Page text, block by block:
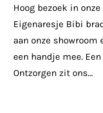
Hoog bezoek in
Eigenaresje Bibi
aan onze
een handje mee.
Ontzorgen zit ons…